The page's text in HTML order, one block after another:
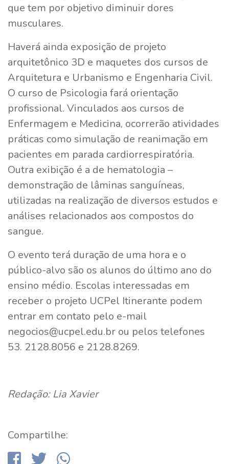
que tem por objetivo diminuir dores
musculares.
Haverá ainda exposição de projeto
arquitetônico 3D e maquetes dos cursos de
Arquitetura e Urbanismo e Engenharia Civil.
O curso de Psicologia fará orientação
profissional. Vinculados aos cursos de
Enfermagem e Medicina, ocorrerão atividades
práticas como simulação de reanimação em
pacientes em parada cardiorrespiratória.
Outra exibição é a de hematologia –
demonstração de lâminas sanguíneas,
utilizadas na realização de diversos estudos e
análises relacionados aos compostos do
sangue.
O evento terá duração de uma hora e o
público-alvo são os alunos do último ano do
ensino médio. Escolas interessadas em
receber o projeto UCPel Itinerante podem
entrar em contato pelo e-mail
negocios@ucpel.edu.br ou pelos telefones
53. 2128.8056 e 2128.8269.
Redação: Lia Xavier
Compartilhe: